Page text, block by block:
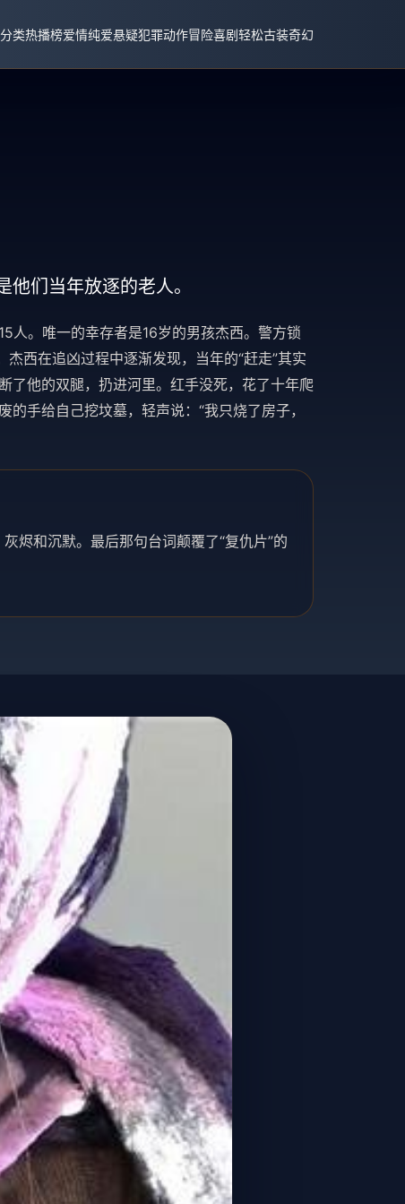
分类热播榜爱情纯爱悬疑犯罪动作冒险喜剧轻松古装奇幻
们当年放逐的老人。
人。唯一的幸存者是16岁的男孩杰西。警方锁
西在追凶过程中逐渐发现，当年的“赶走”其实
了他的双腿，扔进河里。红手没死，花了十年爬
手给自己挖坟墓，轻声说：“我只烧了房子，
烬和沉默。最后那句台词颠覆了“复仇片”的